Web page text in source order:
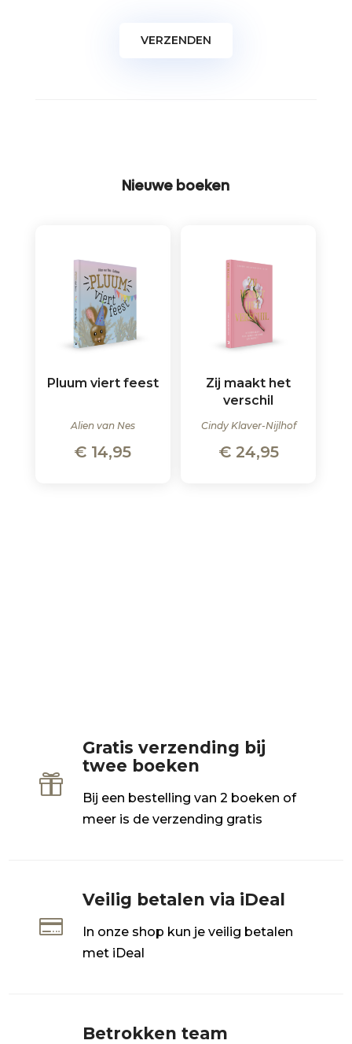
Nieuwe boeken
Pluum viert feest
Alien van Nes
€ 14,95
Zij maakt het
verschil
Cindy Klaver-Nijlhof
€24,95

Gratis verzending bij
twee boeken
Bij een bestelling van 2 boeken of
meer is de verzending gratis

Veilig betalen via iDeal
In onze shop kun je veilig betalen
met iDeal
Betrokken team